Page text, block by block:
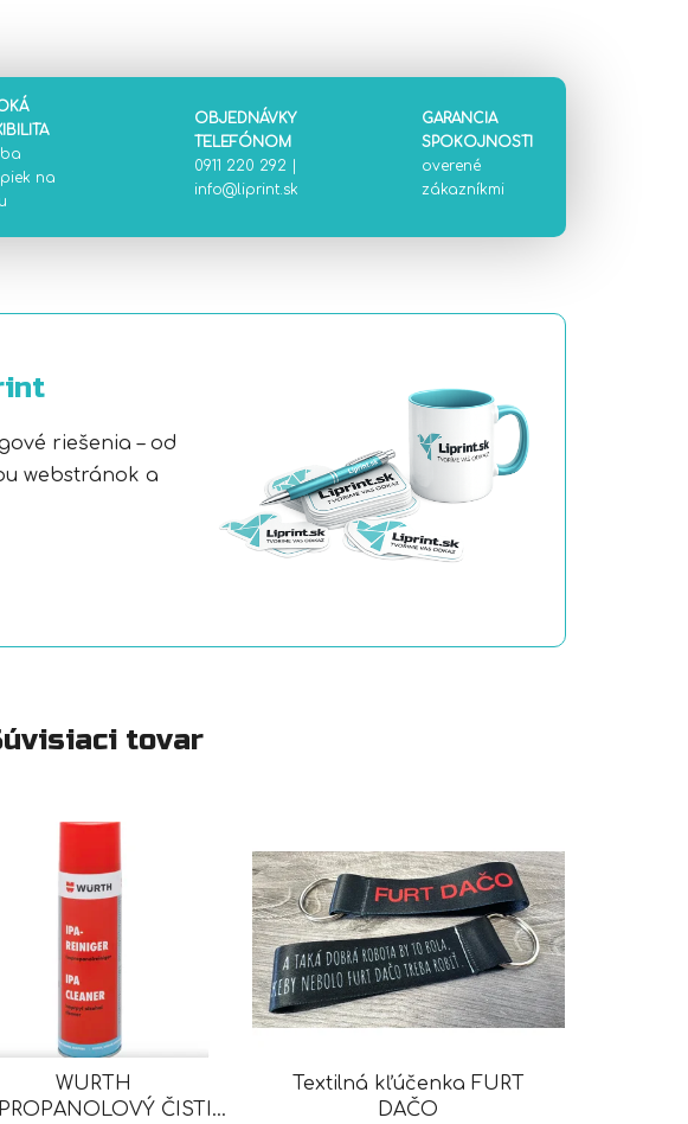
na
OBJEDNÁVKY
TELEFÓNOM
0911 220 292
info@liprint.sk
GARANCIA
SPOKOJNOSTI
overené
zákazníkmi
riešenia – od
webstránok a
tovar
WURTH
ČISTIČ
Textilná kľúčenka FURT
DAČO